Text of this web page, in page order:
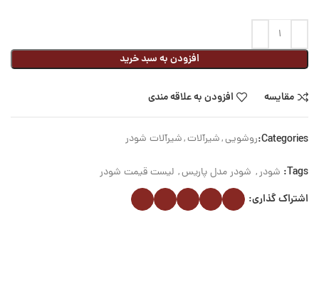
افزودن به سبد خرید
مقایسه افزودن به علاقه مندی
Categories: روشویی,شیرآلات,شیرآلات شودر
Tags: شودر, شودر مدل پاریس, لیست قیمت شودر
اشتراک گذاری: